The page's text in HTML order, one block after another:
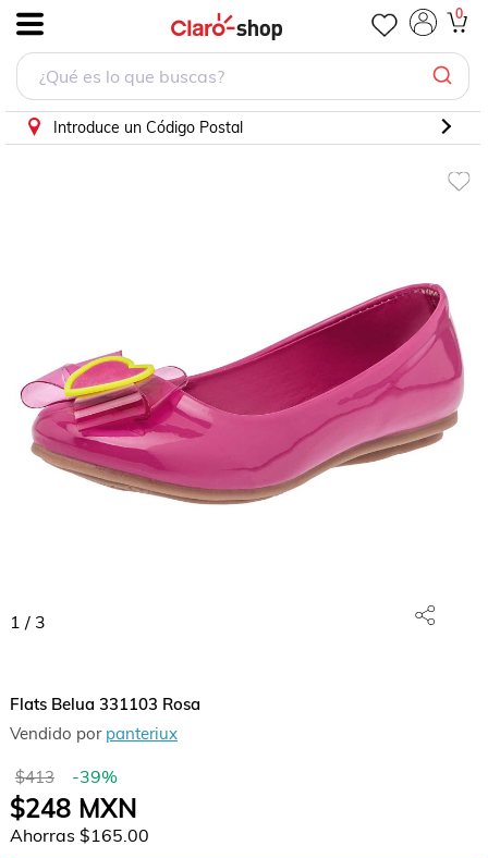
0
Introduce un Código Postal
1 / 3
Flats Belua 331103 Rosa
Vendido por panteriux
$413 -39%
$248MXN
Ahorras $165.00